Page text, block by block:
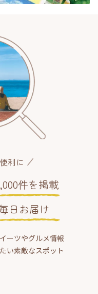
利に
件を掲載
日お届け
ーツやグルメ情報
い素敵なスポット